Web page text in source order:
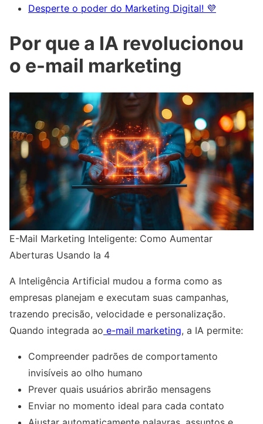
Desperte o poder do Marketing Digital! 💜
Por que a IA revolucionou
o e-mail marketing
E-Mail Marketing Inteligente: Como Aumentar
Aberturas Usando Ia 4
A Inteligência Artificial mudou a forma como as
empresas planejam e executam suas campanhas,
trazendo precisão, velocidade e personalização.
Quando integrada ao e-mail marketing, a IA permite:
Compreender padrões de comportamento
invisíveis ao olho humano
Prever quais usuários abrirão mensagens
Enviar no momento ideal para cada contato